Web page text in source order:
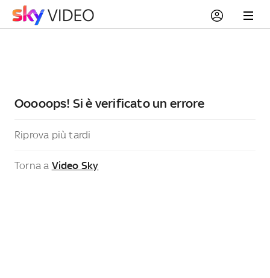
Ooooops! Si è verificato un errore
Riprova più tardi
Torna a Video Sky